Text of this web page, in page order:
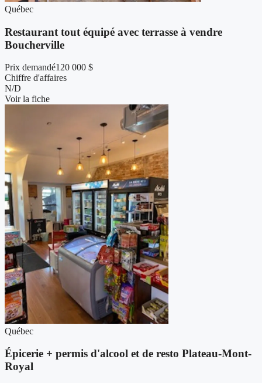
Québec
Restaurant tout équipé avec terrasse à vendre
Boucherville
Prix demandé120 000 $
Chiffre d'affaires
N/D
Voir la fiche
Québec
Épicerie + permis d'alcool et de resto Plateau-Mont-
Royal